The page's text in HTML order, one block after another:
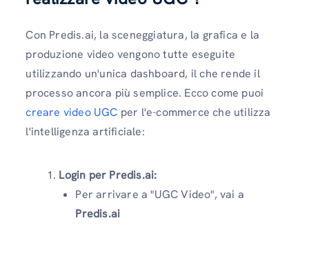
Con Predis.ai, la sceneggiatura, la grafica e la
produzione video vengono tutte eseguite
utilizzando un'unica dashboard, il che rende il
processo ancora più semplice. Ecco come puoi
creare video UGC per l'e-commerce che utilizza
l'intelligenza artificiale:
Login per Predis.ai:
Per arrivare a "UGC Video", vai a
Predis.ai